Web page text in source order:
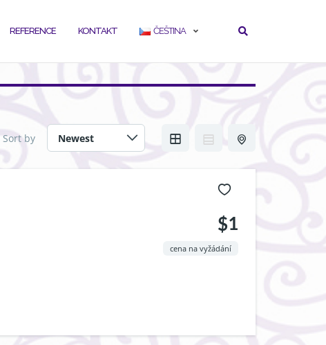
REFERENCE KONTAKT ČEŠTINA
Sort by
$1
cena na vyžádání